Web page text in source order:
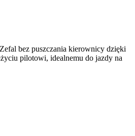
bez puszczania kierownicy dzięki
pilotowi, idealnemu do jazdy na